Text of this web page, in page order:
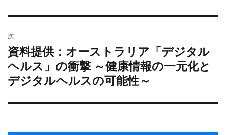
ー
シ
ョ
ン
の
稿:
次
次
の
投
稿:
資料提供：オーストラリア「デジタル
ヘルス」の衝撃 ～健康情報の一元化と
デジタルヘルスの可能性～